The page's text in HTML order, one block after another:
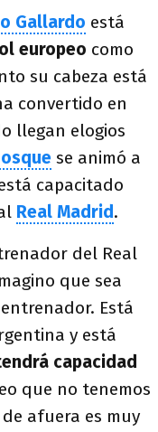
Gallardo está
europeo como
su cabeza está
convertido en
llegan elogios
se animó a
capacitado
Real Madrid.
del Real
que sea
Está
y está
capacidad
que no tenemos
afuera es muy